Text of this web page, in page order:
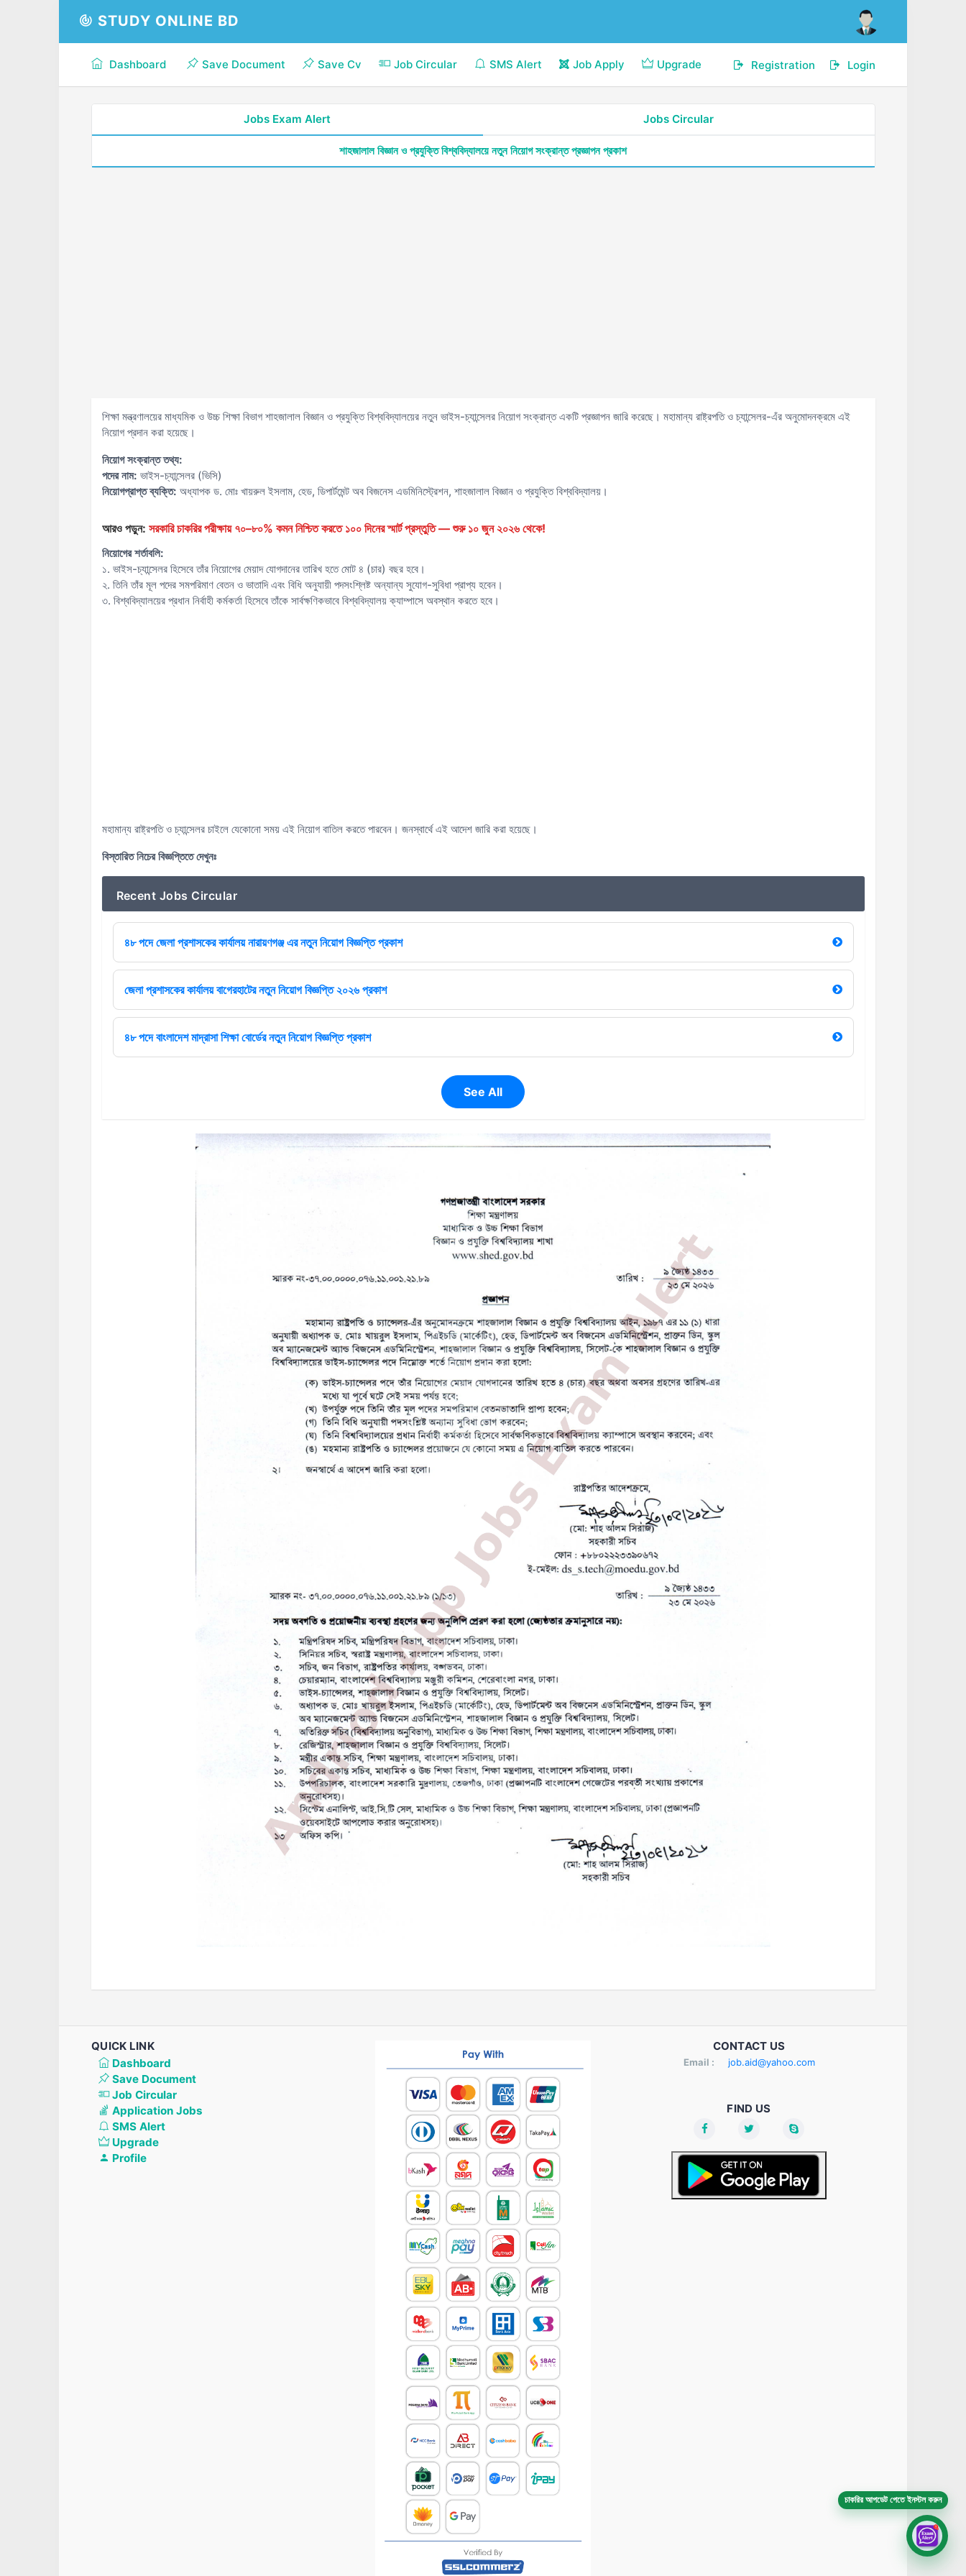
STUDY ONLINE BD
Dashboard Save Document Save Cv Job Circular SMS Alert Job Apply Upgrade Login
Registration
Jobs Exam Alert Jobs Circular
শাহজালাল বিজ্ঞান ও প্রযুক্তি বিশ্ববিদ্যালয়ে নতুন নিয়োগ সংক্রান্ত প্রজ্ঞাপন প্রকাশ
শিক্ষা মন্ত্রণালয়ের মাধ্যমিক ও উচ্চ শিক্ষা বিভাগ শাহজালাল বিজ্ঞান ও প্রযুক্তি বিশ্ববিদ্যালয়ের নতুন ভাইস-চ্যান্সেলর নিয়োগ সংক্রান্ত একটি প্রজ্ঞাপন জারি করেছে। মহামান্য রাষ্ট্রপতি ও চ্যান্সেলর-এঁর অনুমোদনক্রমে এই
নিয়োগ প্রদান করা হয়েছে।
নিয়োগ সংক্রান্ত তথ্য:
পদের নাম: ভাইস-চ্যান্সেলর (ভিসি)
নিয়োগপ্রাপ্ত ব্যক্তি: অধ্যাপক ড. মোঃ খায়রুল ইসলাম, হেড, ডিপার্টমেন্ট অব বিজনেস এডমিনিস্ট্রেশন, শাহজালাল বিজ্ঞান ও প্রযুক্তি বিশ্ববিদ্যালয়।
আরও পড়ুন: সরকারি চাকরির পরীক্ষায় ৭০–৮০% কমন নিশ্চিত করতে ১০০ দিনের স্মার্ট প্রস্তুতি — শুরু ১০ জুন ২০২৬ থেকে!
নিয়োগের শর্তাবলি:
১. ভাইস-চ্যান্সেলর হিসেবে তাঁর নিয়োগের মেয়াদ যোগদানের তারিখ হতে মোট ৪ (চার) বছর হবে।
২. তিনি তাঁর মূল পদের সমপরিমাণ বেতন ও ভাতাদি এবং বিধি অনুযায়ী পদসংশ্লিষ্ট অন্যান্য সুযোগ-সুবিধা প্রাপ্য হবেন।
৩. বিশ্ববিদ্যালয়ের প্রধান নির্বাহী কর্মকর্তা হিসেবে তাঁকে সার্বক্ষণিকভাবে বিশ্ববিদ্যালয় ক্যাম্পাসে অবস্থান করতে হবে।
মহামান্য রাষ্ট্রপতি ও চ্যান্সেলর চাইলে যেকোনো সময় এই নিয়োগ বাতিল করতে পারবেন। জনস্বার্থে এই আদেশ জারি করা হয়েছে।
বিস্তারিত নিচের বিজ্ঞপ্তিতে দেখুনঃ
Recent Jobs Circular
৪৮ পদে জেলা প্রশাসকের কার্যালয় নারায়ণগঞ্জ এর নতুন নিয়োগ বিজ্ঞপ্তি প্রকাশ
জেলা প্রশাসকের কার্যালয় বাগেরহাটের নতুন নিয়োগ বিজ্ঞপ্তি ২০২৬ প্রকাশ
৪৮ পদে বাংলাদেশ মাদ্রাসা শিক্ষা বোর্ডের নতুন নিয়োগ বিজ্ঞপ্তি প্রকাশ
See All
QUICK LINK
Dashboard
Save Document
Job Circular
Application Jobs
SMS Alert
Upgrade
Profile
CONTACT US
Email : job.aid@yahoo.com
FIND US
চাকরির আপডেট পেতে ইনস্টল করুন